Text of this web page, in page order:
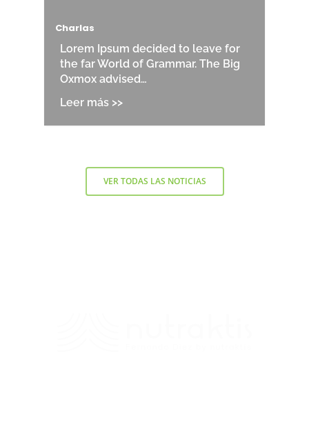
Charlas
Lorem Ipsum decided to leave for
the far World of Grammar. The Big
Oxmox advised…
VER TODAS LAS NOTICIAS